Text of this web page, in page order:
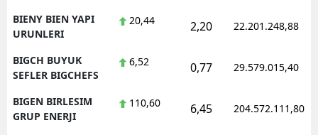
BIENY BIEN YAPI
URUNLERI
20,44 2,20 22.201.248,88
BIGCH BUYUK
SEFLER BIGCHEFS
6,52 0,77 29.579.015,40
BIGEN BIRLESIM
GRUP ENERJI
110,60 6,45 204.572.111,80